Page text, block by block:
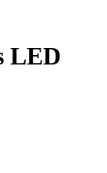
LED